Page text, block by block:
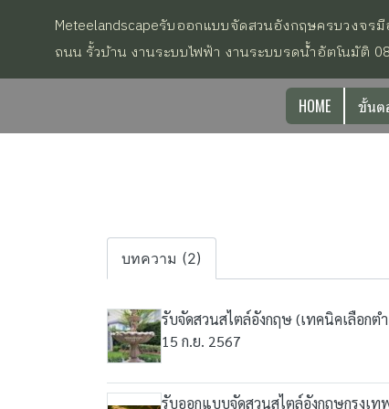
Meteelandscapeรับออกแบบจัดสวนอังกฤษครบวงจร
ถนน รั้วบ้าน งานระบบไฟฟ้า งานระบบรดน้้ำอัตโนมัติ
HOME ขั้นต
บทความ (2)
รับจัดสวนสไตล์อังกฤษ (เทคนิคเลือก
15 ก.ย. 2567
รับออกแบบจัดสวนสไตล์อังกฤษกรุงเ